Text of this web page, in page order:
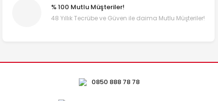
% 100 Mutlu Müşteriler!
48 Yıllık Tecrübe ve Güven ile daima Mutlu Müşteriler!
0850 888 78 78